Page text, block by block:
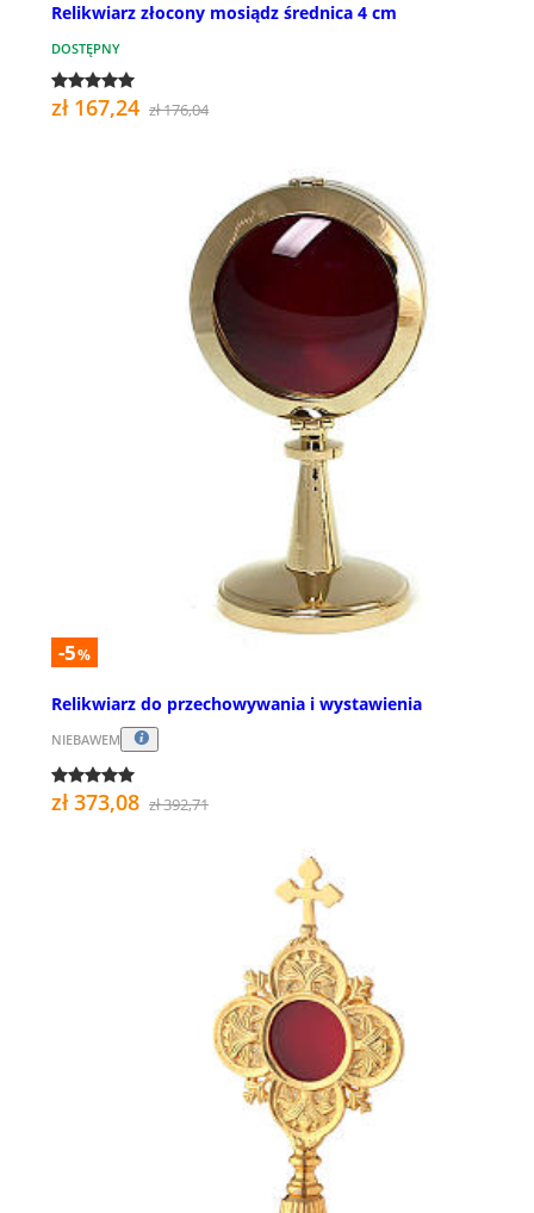
Relikwiarz złocony mosiądz średnica 4 cm
DOSTĘPNY
zł 167,24 zł 176,04
-5%
Relikwiarz do przechowywania i wystawienia
NIEBAWEM
zł 373,08 zł 392,71